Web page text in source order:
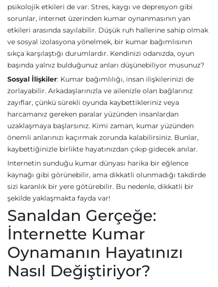
psikolojik etkileri de var. Stres, kaygı ve depresyon gibi
sorunlar, internet üzerinden kumar oynanmasının yan
etkileri arasında sayılabilir. Düşük ruh hallerine sahip olmak
ve sosyal izolasyona yönelmek, bir kumar bağımlısının
sıkça karşılaştığı durumlardır. Kendinizi odanızda, oyun
başında yalnız bulduğunuz anları düşünebiliyor musunuz?
Sosyal İlişkiler: Kumar bağımlılığı, insan ilişkilerinizi de
zorlayabilir. Arkadaşlarınızla ve ailenizle olan bağlarınız
zayıflar, çünkü sürekli oyunda kaybettikleriniz veya
harcamanız gereken paralar yüzünden insanlardan
uzaklaşmaya başlarsınız. Kimi zaman, kumar yüzünden
önemli anlarınızı kaçırmak zorunda kalabilirsiniz. Bunlar,
kaybettiğinizle birlikte hayatınızdan çıkıp gidecek anılar.
Internetin sunduğu kumar dünyası harika bir eğlence
kaynağı gibi görünebilir, ama dikkatli olunmadığı takdirde
sizi karanlık bir yere götürebilir. Bu nedenle, dikkatli bir
şekilde yaklaşmakta fayda var!
Sanaldan Gerçeğe:
İnternette Kumar
Oynamanın Hayatınızı
Nasıl Değiştiriyor?